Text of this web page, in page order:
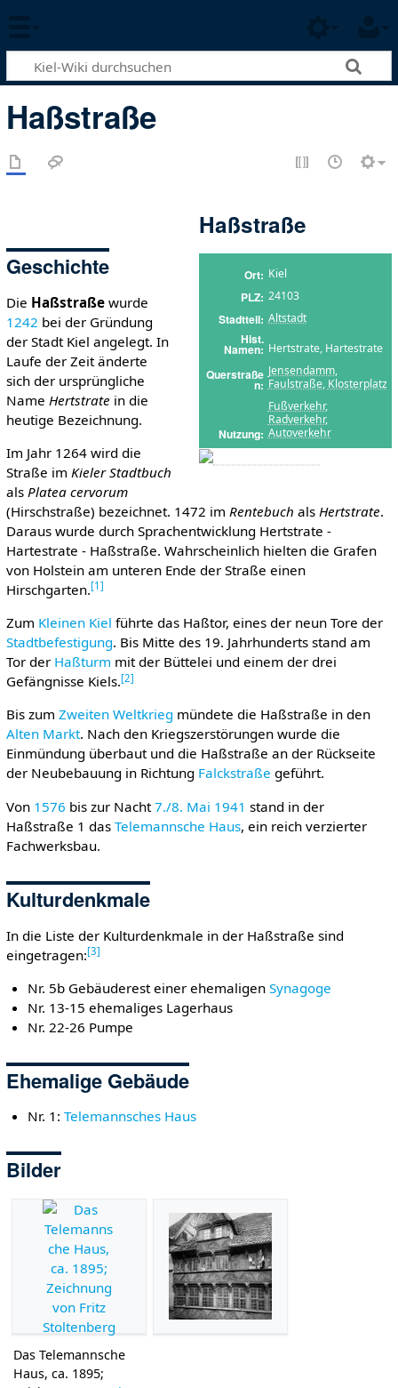
Haßstraße
Haßstraße
Ort Kiel
PLZ 24103
Stadtteil Altstadt
Hist.
Namen Hertstrate, Hartestrate
Querstraße
n
Jensendamm,
Faulstraße, Klosterplatz
Nutzung
Fußverkehr,
Radverkehr,
Autoverkehr
Geschichte
Die Haßstraßewurde
1242 bei der Gründung
der Stadt Kiel angelegt. In
Laufe der Zeit änderte
sich der ursprüngliche
Name Hertstrate in die
heutige Bezeichnung.
Im Jahr 1264 wird die
Straße im Kieler Stadtbuch
als Platea cervorum
(Hirschstraße) bezeichnet. 1472 im Rentebuch als Hertstrate.
Daraus wurde durch Sprachentwicklung Hertstrate -
Hartestrate - Haßstraße. Wahrscheinlich hielten die Grafen
von Holstein am unteren Ende der Straße einen
Hirschgarten.[1 ]
Zum Kleinen Kiel führte das Haßtor, eines der neun Tore der
Stadtbefestigung. Bis Mitte des 19. Jahrhunderts stand am
Tor der Haßturm mit der Büttelei und einem der drei
Gefängnisse Kiels.[2]
Bis zum Zweiten Weltkrieg mündete die Haßstraße in den
Alten Markt. Nach den Kriegszerstörungen wurde die
Einmündung überbaut und die Haßstraße an der Rückseite
der Neubebauung in Richtung Falckstraße geführt.
Von 1576 bis zur Nacht7./8. Mai 1941 stand in der
Haßstraße 1 das Telemannsche Haus, ein reich verzierter
Fachwerksbau.
Kulturdenkmale
In die Liste der Kulturdenkmale in der Haßstraße sind
eingetragen:[3]
Nr. 5b Gebäuderest einer ehemaligenSynagoge
Nr. 13-15 ehemaliges Lagerhaus
Nr. 22-26 Pumpe
Ehemalige Gebäude
Nr. 1:Telemannsches Haus
Bilder
Das Telemannsche
Haus, ca. 1895;